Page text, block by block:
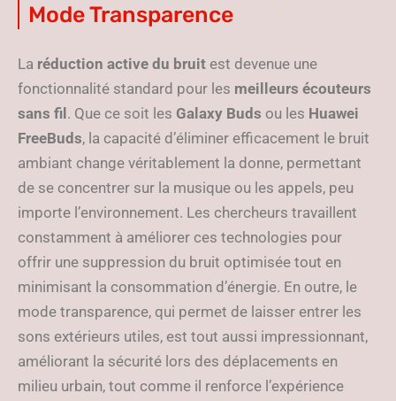
Mode Transparence
La réduction active du bruit est devenue une
fonctionnalité standard pour les meilleurs écouteurs
sans fil . Que ce soit les Galaxy Buds ou les Huawei
FreeBuds, la capacité d’éliminer efficacement le bruit
ambiant change véritablement la donne, permettant
de se concentrer sur la musique ou les appels, peu
importe l’environnement. Les chercheurs travaillent
constamment à améliorer ces technologies pour
offrir une suppression du bruit optimisée tout en
minimisant la consommation d’énergie. En outre, le
mode transparence, qui permet de laisser entrer les
sons extérieurs utiles, est tout aussi impressionnant,
améliorant la sécurité lors des déplacements en
milieu urbain, tout comme il renforce l’expérience